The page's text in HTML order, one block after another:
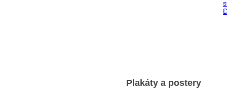
Plakáty a postery